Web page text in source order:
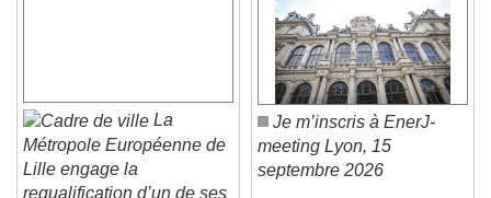
Skip Forward
Unmute
Current Time
/
Duration
Loaded :0%
La
Métropole Européenne de
Lille engage la
Je m’inscris à EnerJ-
meeting Lyon, 15